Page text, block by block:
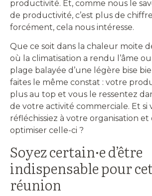
productivité. Et, comme nous le
de productivité, c’est plus de
forcément, cela nous intéresse.
Que ce soit dans la chaleur moite
où la climatisation a rendu l’âme
plage balayée d’une légère bise
faites le même constat : votre
plus au top et vous le ressentez
de votre activité commerciale. Et si
réfléchissiez à votre organisation
optimiser celle-ci ?
Soyez certain·e d’être
indispensable pour
réunion